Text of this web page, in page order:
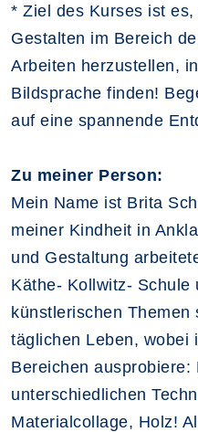
* Ziel des Kurses ist
Gestalten im Bereich
Arbeiten herzustellen,
Bildsprache finden!
auf eine spannende
Zu meiner Person:
Mein Name ist Brita
meiner Kindheit in
und Gestaltung
Käthe- Kollwitz- Schule
künstlerischen Themen
täglichen Leben, wobei
Bereichen ausprobiere:
unterschiedlichen
Materialcollage, Holz!